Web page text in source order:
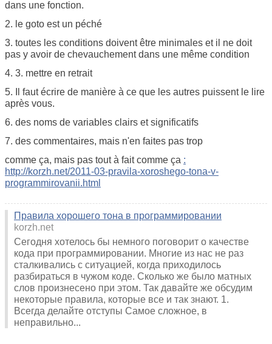
dans une fonction.
2. le goto est un péché
3. toutes les conditions doivent être minimales et il ne doit
pas y avoir de chevauchement dans une même condition
4. 3. mettre en retrait
5. Il faut écrire de manière à ce que les autres puissent le lire
après vous.
6. des noms de variables clairs et significatifs
7. des commentaires, mais n'en faites pas trop
comme ça, mais pas tout à fait comme ça :
http://korzh.net/2011-03-pravila-xoroshego-tona-v-
programmirovanii.html
Правила хорошего тона в программировании
korzh.net
Сегодня хотелось бы немного поговорит о качестве
кода при программировании. Многие из нас не раз
сталкивались с ситуацией, когда приходилось
разбираться в чужом коде. Сколько же было матных
слов произнесено при этом. Так давайте же обсудим
некоторые правила, которые все и так знают. 1.
Всегда делайте отступы Самое сложное, в
неправильно...